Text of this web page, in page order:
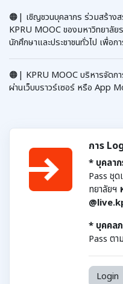
🟠| เชิญชวนบุคลากร ร่วมสร้าง
KPRU MOOC ของมหาวิทยาลั
นักศึกษาและประชาชนทั่วไป เพื่อก
🟠| KPRU MOOC บริหารจัดก
ผ่านเว็บบราวร์เซอร์ หรือ App
การ
* บุคลา
Pass ชุด
ทยาลัยฯ
* บุคคล
Pass ต
Login